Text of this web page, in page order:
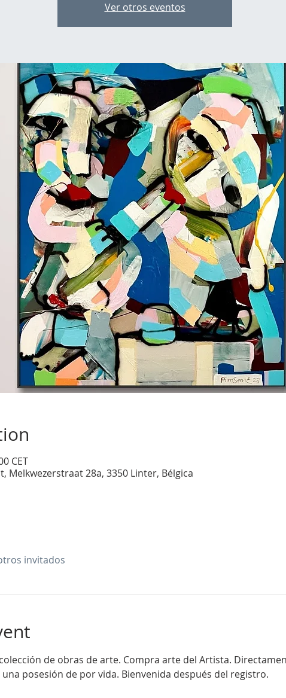
Ver otros eventos
CET
Melkwezerstraat 28a, 3350 Linter, Bélgica
invitados
de obras de arte. Compra arte del Artista.
posesión de por vida. Bienvenida después del registro.